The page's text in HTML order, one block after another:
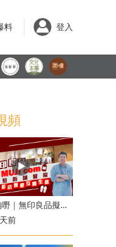
料 登入
頻
搵錢呢啲嘢｜無印良品擬開30間「MUJI com」 或進駐街舖醫院 同區多店無憂互搶生意
前